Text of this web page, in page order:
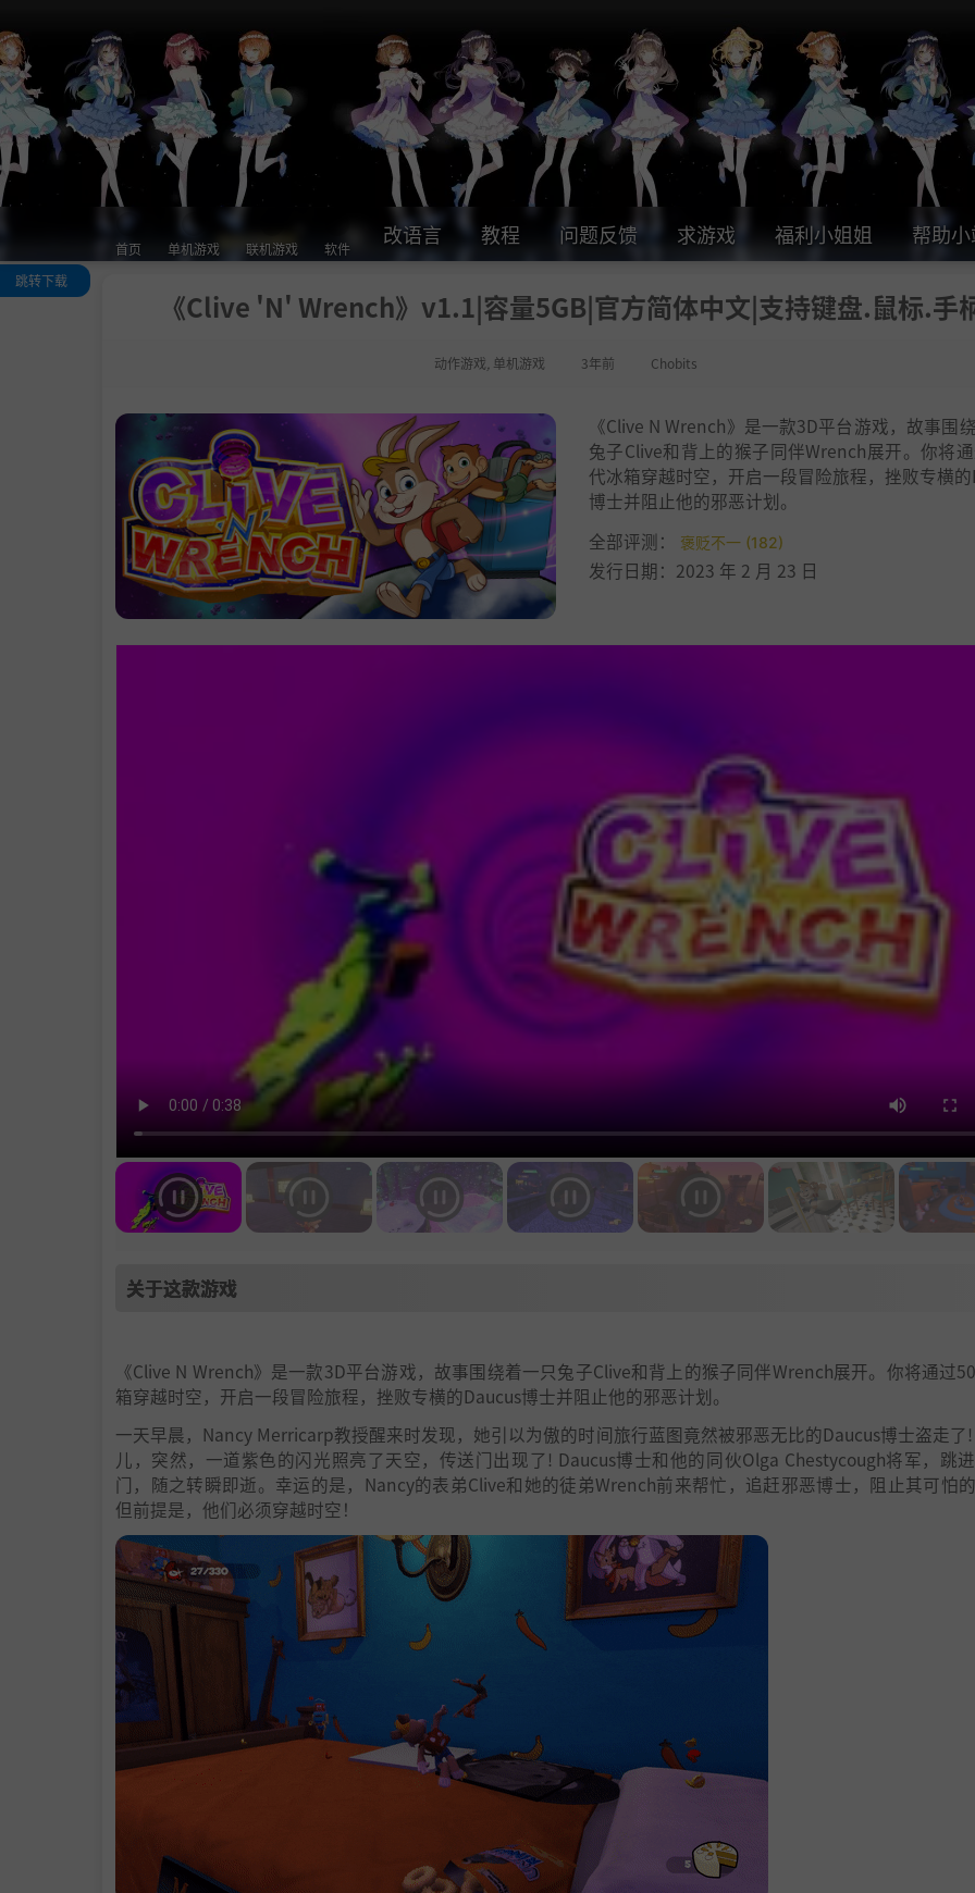
首页 单机游戏 联机游戏 软件
改语言 教程 问题反馈 求游戏 福利小姐姐 帮助
《Clive 'N' Wrench》v1.1|容量5GB|官方简体中文|支持键盘.鼠标.手
动作游戏 单机游戏 3年前 Chobits
跳转下载
《Clive N Wrench》是一款3D平台游戏，故事围
兔子Clive和背上的猴子同伴Wrench展开。你将
代冰箱穿越时空，开启一段冒险旅程，挫败专横
博士并阻止他的邪恶计划。
全部评测：
褒贬不一 (182)
发行日期：2023 年 2 月 23 日
关于这款游戏
《Clive N Wrench》是一款3D平台游戏，故事围绕着一只兔子Clive和背上的猴子同伴Wrench展开。你将通过
箱穿越时空，开启一段冒险旅程，挫败专横的Daucus博士并阻止他的邪恶计划。
一天早晨，Nancy Merricarp教授醒来时发现，她引以为傲的时间旅行蓝图竟然被邪恶无比的Daucus博士盗走了
儿，突然，一道紫色的闪光照亮了天空，传送门出现了! Daucus博士和他的同伙Olga Chestycough将军，跳
门，随之转瞬即逝。幸运的是，Nancy的表弟Clive和她的徒弟Wrench前来帮忙，追赶邪恶博士，阻止其可怕的
但前提是，他们必须穿越时空！